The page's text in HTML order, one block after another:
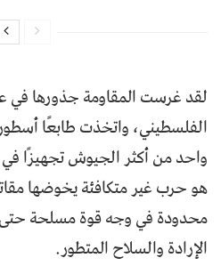
لقد غرست المقاومة جذورها في
الفلسطيني، واتخذت طابعًا
واحد من أكثر الجيوش تجهيزًا
هو حرب غير متكافئة يخوضها
محدودة في وجه قوة مسلحة حتى
الإرادة والسلاح المتطور.